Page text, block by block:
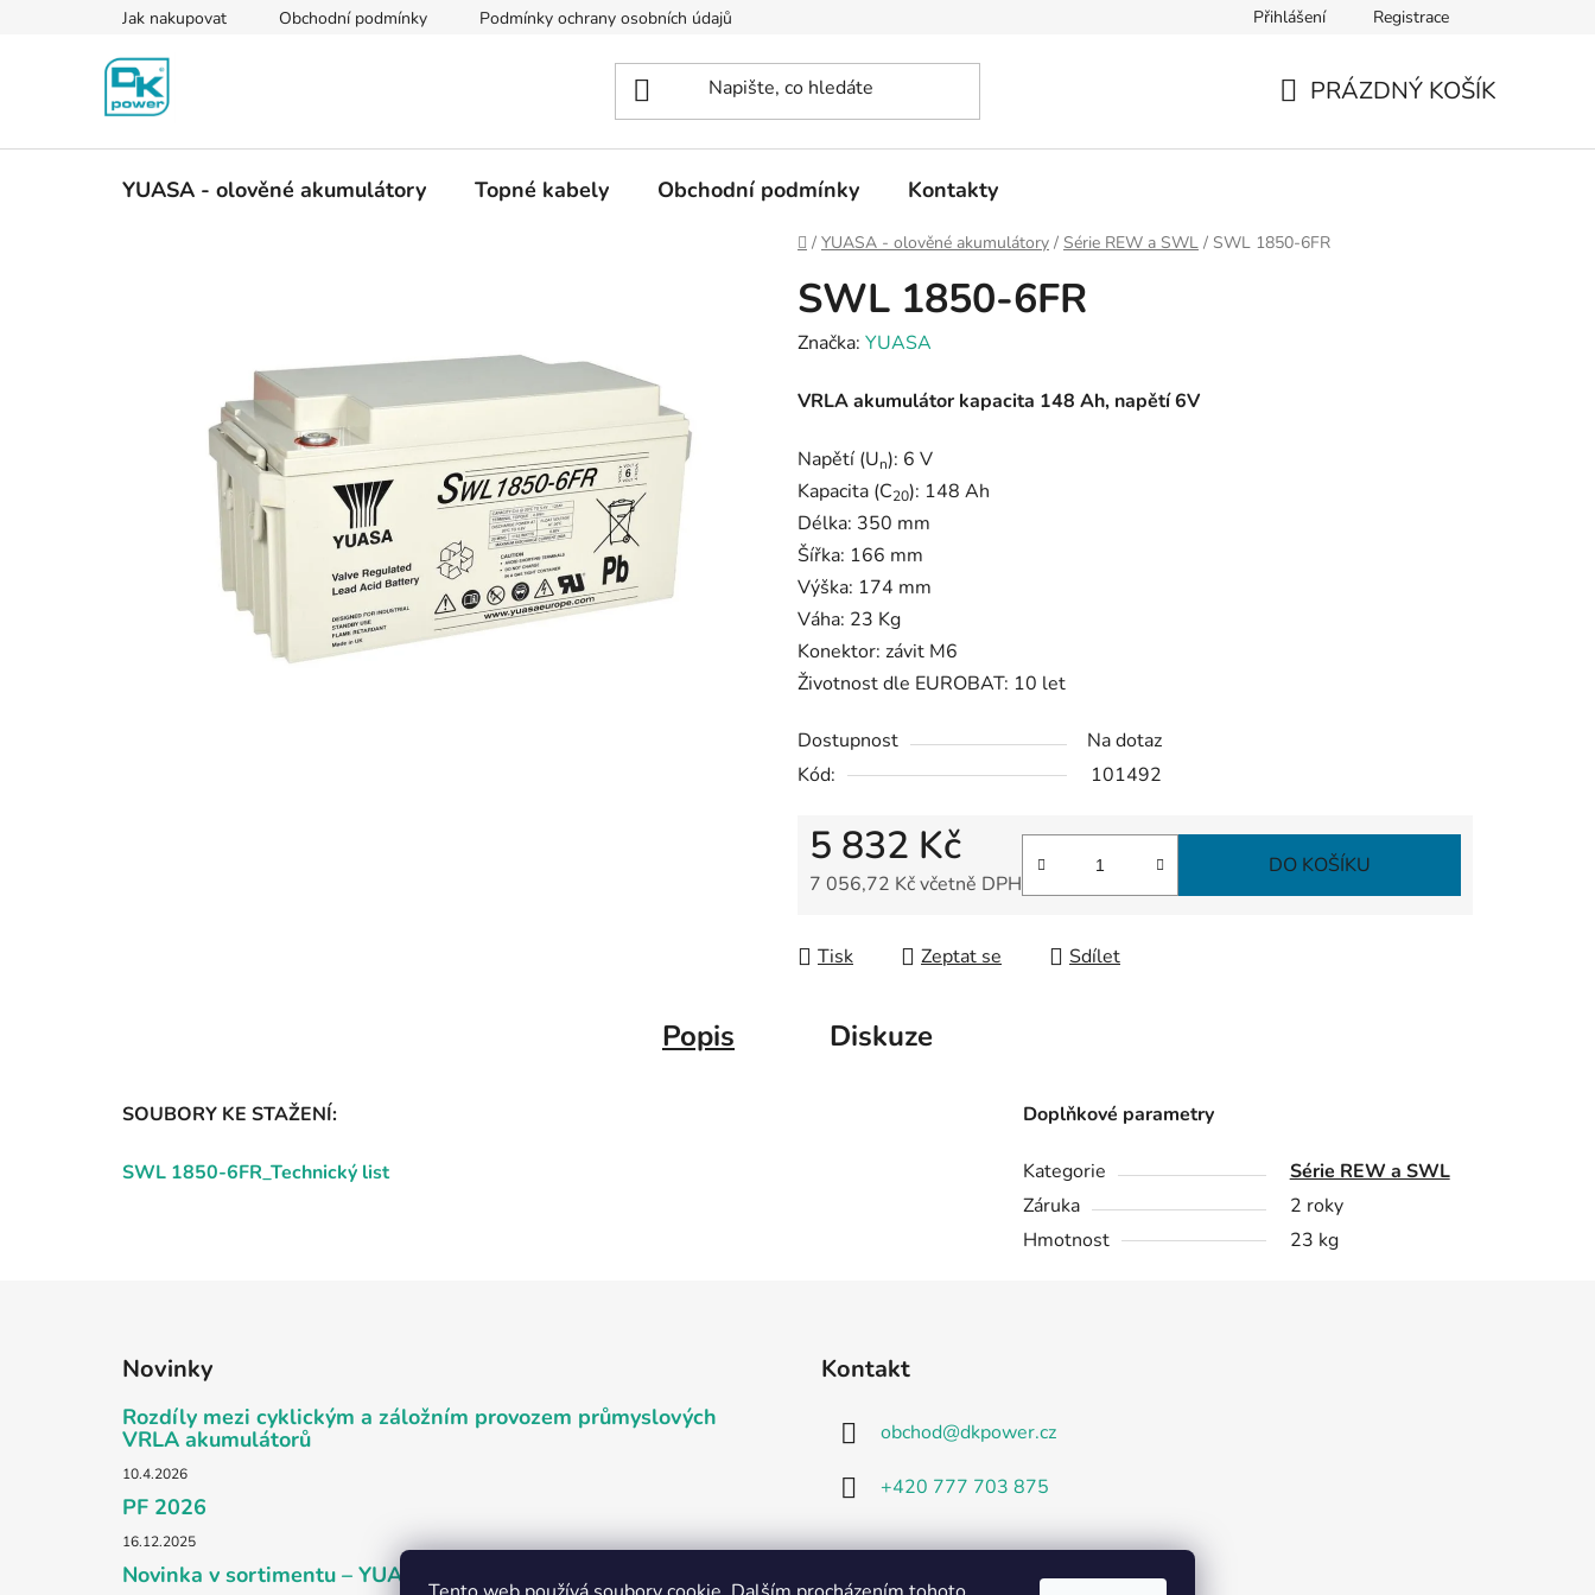
Jak nakupovat Obchodní podmínky Podmínky ochrany osobních údajů Přihlášení Registrace
PRÁZDNÝ KOŠÍK
YUASA - olověné akumulátory Topné kabely Obchodní podmínky Kontakty
Domů
/ YUASA - olověné akumulátory / Série REW a SWL / SWL 1850-6FR
SWL 1850-6FR
Značka: YUASA
VRLA akumulátor kapacita 148 Ah, napětí 6V
Napětí (Un): 6 V
Kapacita (C20): 148 Ah
Délka: 350 mm
Šířka: 166 mm
Výška: 174 mm
Váha: 23 Kg
Konektor: závit M6
Životnost dle EUROBAT: 10 let
Dostupnost
Na dotaz
Kód:
101492
5 832 Kč
7 056,72 Kč včetně DPH
DO KOŠÍKU
Tisk Zeptat se Sdílet
Popis Diskuze
SOUBORY KE STAŽENÍ:
SWL 1850-6FR_Technický list
Doplňkové parametry
Kategorie
Série REW a SWL
Záruka
2 roky
Hmotnost
23 kg
Novinky
Rozdíly mezi cyklickým a záložním provozem průmyslových
VRLA akumulátorů
10.4.2026
PF 2026
16.12.2025
Novinka v sortimentu – YUASA DCB Pro-Spec
Kontakt
obchod@dkpower.cz
+420 777 703 875